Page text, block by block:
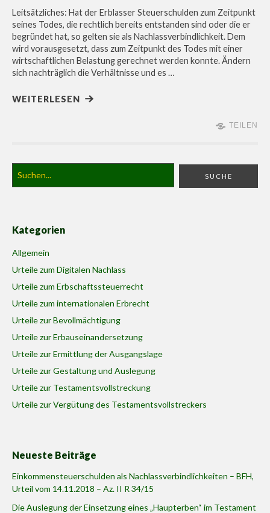
Leitsätzliches: Hat der Erblasser Steuerschulden zum Zeitpunkt
seines Todes, die rechtlich bereits entstanden sind oder die er
begründet hat, so gelten sie als Nachlassverbindlichkeit. Dem
wird vorausgesetzt, dass zum Zeitpunkt des Todes mit einer
wirtschaftlichen Belastung gerechnet werden konnte. Ändern
sich nachträglich die Verhältnisse und es …
WEITERLESEN
TEILEN
Kategorien
Allgemein
Urteile zum Digitalen Nachlass
Urteile zum Erbschaftssteuerrecht
Urteile zum internationalen Erbrecht
Urteile zur Bevollmächtigung
Urteile zur Erbauseinandersetzung
Urteile zur Ermittlung der Ausgangslage
Urteile zur Gestaltung und Auslegung
Urteile zur Testamentsvollstreckung
Urteile zur Vergütung des Testamentsvollstreckers
Neueste Beiträge
Einkommensteuerschulden als Nachlassverbindlichkeiten – BFH,
Urteil vom 14.11.2018 – Az. II R 34/15
Die Auslegung der Einsetzung eines „Haupterben“ im Testament